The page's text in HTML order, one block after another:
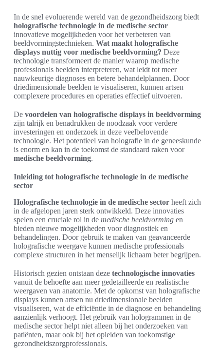
In de snel evoluerende wereld van de gezondheidszorg biedt
holografische technologie in de medische sector
innovatieve mogelijkheden voor het verbeteren van
beeldvormingstechnieken. Wat maakt holografische
displays nuttig voor medische beeldvorming? Deze
technologie transformeert de manier waarop medische
professionals beelden interpreteren, wat leidt tot meer
nauwkeurige diagnoses en betere behandelplannen. Door
driedimensionale beelden te visualiseren, kunnen artsen
complexere procedures en operaties effectief uitvoeren.
De voordelen van holografische displays in beeldvorming
zijn talrijk en benadrukken de noodzaak voor verdere
investeringen en onderzoek in deze veelbelovende
technologie. Het potentieel van holografie in de geneeskunde
is enorm en kan in de toekomst de standaard raken voor
medische beeldvorming.
Inleiding tot holografische technologie in de medische
sector
Holografische technologie in de medische sector heeft zich
in de afgelopen jaren sterk ontwikkeld. Deze innovaties
spelen een cruciale rol in de medische beeldvorming en
bieden nieuwe mogelijkheden voor diagnostiek en
behandelingen. Door gebruik te maken van geavanceerde
holografische weergave kunnen medische professionals
complexe structuren in het menselijk lichaam beter begrijpen.
Historisch gezien ontstaan deze technologische innovaties
vanuit de behoefte aan meer gedetailleerde en realistische
weergaven van anatomie. Met de opkomst van holografische
displays kunnen artsen nu driedimensionale beelden
visualiseren, wat de efficiëntie in de diagnose en behandeling
aanzienlijk verhoogt. Het gebruik van hologrammen in de
medische sector helpt niet alleen bij het onderzoeken van
patiënten, maar ook bij het opleiden van toekomstige
gezondheidszorgprofessionals.